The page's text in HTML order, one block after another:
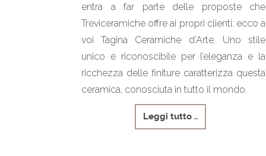
entra a far parte delle proposte che
Treviceramiche offre ai propri clienti: ecco a
voi Tagina Ceramiche d’Arte. Uno stile
unico e riconoscibile per l’eleganza e la
ricchezza delle finiture caratterizza questa
ceramica, conosciuta in tutto il mondo.
Leggi tutto ..